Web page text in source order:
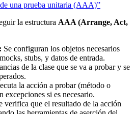
una prueba unitaria (AAA)”
la estructura AAA (Arrange, Act,
Se configuran los objetos necesarios
stubs, y datos de entrada.
de la clase que se va a probar y se
la acción a probar (método o
excepciones si es necesario.
verifica que el resultado de la acción